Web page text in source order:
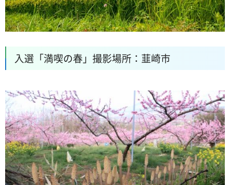
入選「満喫の春」撮影場所：韮崎市